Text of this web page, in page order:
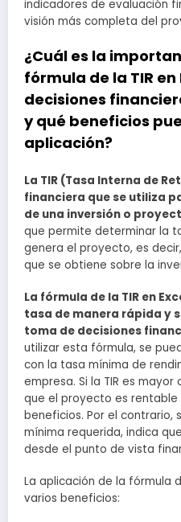
indicadores de evaluación
visión más completa del
¿Cuál es la
fórmula de la TIR
decisiones
y qué beneficios
aplicación?
La TIR (Tasa Interna de
financiera que se utiliza
de una inversión o
que permite determinar la
genera el proyecto, es
que se obtiene sobre la
La fórmula de la TIR en
tasa de manera rápida y
toma de decisiones
utilizar esta fórmula, se
con la tasa mínima de
empresa. Si la TIR es
que el proyecto es
beneficios. Por el contrario,
mínima requerida, indica
desde el punto de vista
La aplicación de la fórmula
varios beneficios: